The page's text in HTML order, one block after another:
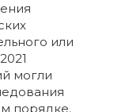
или
могли
порядке.